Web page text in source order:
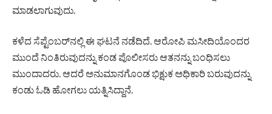
ಮಾಡಲಾಗುವುದು.
ಕಳೆದ ಸೆಪ್ಟೆಂಬರ್‌ನಲ್ಲಿ ಈ ಘಟನೆ ನಡೆದಿದೆ. ಆರೋಪಿ ಮಸೀದಿಯೊಂದರ
ಮುಂದೆ ನಿಂತಿರುವುದನ್ನು ಕಂಡ ಪೊಲೀಸರು ಆತನನ್ನು ಬಂಧಿಸಲು
ಮುಂದಾದರು. ಆದರೆ ಅನುಮಾನಗೊಂಡ ಭಿಕ್ಷುಕ ಅಧಿಕಾರಿ ಬರುವುದನ್ನು
ಕಂಡು ಓಡಿ ಹೋಗಲು ಯತ್ನಿಸಿದ್ದಾನೆ.